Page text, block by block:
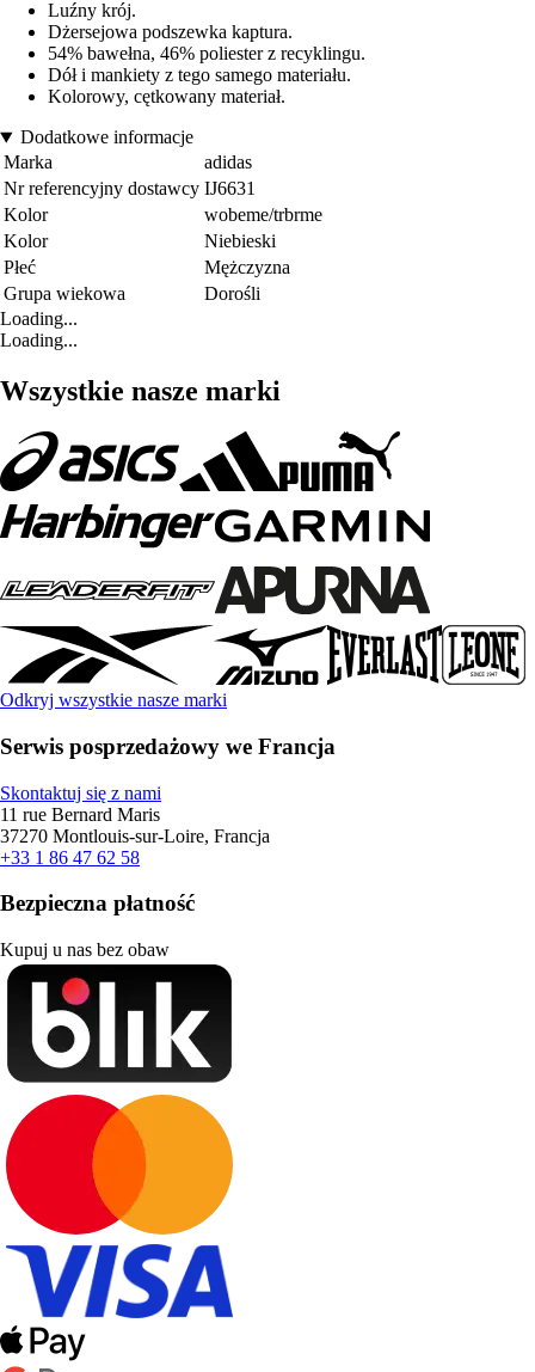
Luźny krój.
Dżersejowa podszewka kaptura.
54% bawełna, 46% poliester z recyklingu.
Dół i mankiety z tego samego materiału.
Kolorowy, cętkowany materiał.
Dodatkowe informacje
Marka
adidas
Nr referencyjny dostawcy IJ6631
Kolor
wobeme/trbrme
Kolor
Niebieski
Płeć
Mężczyzna
Grupa wiekowa
Dorośli
Loading...
Loading...
Wszystkie nasze marki
Odkryj wszystkie nasze marki
Serwis posprzedażowy we Francja
Skontaktuj się z nami
11 rue Bernard Maris
37270 Montlouis-sur-Loire, Francja
+33 1 86 47 62 58
Bezpieczna płatność
Kupuj u nas bez obaw